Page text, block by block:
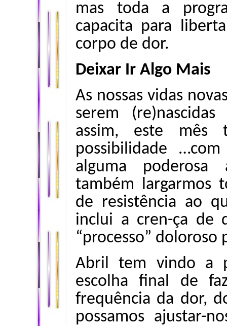
mas toda a
capacita para
corpo de dor.
Deixar Ir Algo Mais
As nossas vidas
serem
assim, este
possibilidade
alguma poderosa
também largarmos
de resistência ao
inclui a cren-ça de
“processo” doloroso
Abril tem vindo a
escolha final de
frequência da dor,
possamos ajustar-